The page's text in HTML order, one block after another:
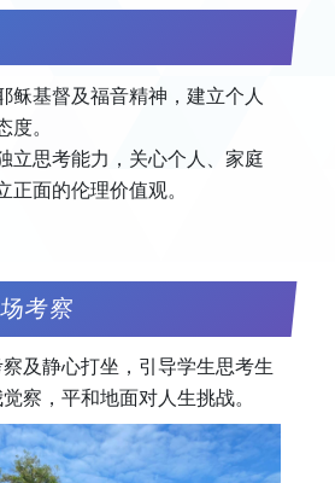
稣基督及福音精神，建立个人
度。
立思考能力，关心个人、家庭
正面的伦理价值观。
考察
及静心打坐，引导学生思考生
察，平和地面对人生挑战。